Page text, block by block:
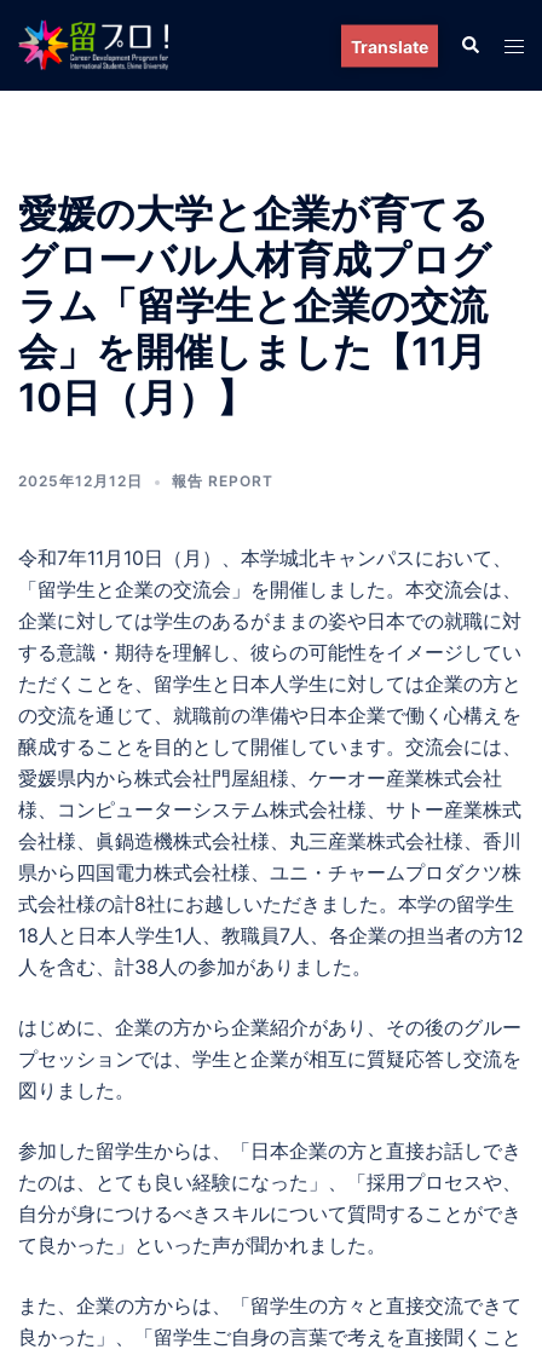
検
索
ト
愛媛の大学と企業が育てる
グローバル人材育成プログ
ラム「留学生と企業の交流
会」を開催しました【11月
10日（月）】
2025年12月12日 報告 REPORT
令和7年11月10日（月）、本学城北キャンパスにおいて、
「留学生と企業の交流会」を開催しました。本交流会は、
企業に対しては学生のあるがままの姿や日本での就職に対
する意識・期待を理解し、彼らの可能性をイメージしてい
ただくことを、留学生と日本人学生に対しては企業の方と
の交流を通じて、就職前の準備や日本企業で働く心構えを
醸成することを目的として開催しています。交流会には、
愛媛県内から株式会社門屋組様、ケーオー産業株式会社
様、コンピューターシステム株式会社様、サトー産業株式
会社様、眞鍋造機株式会社様、丸三産業株式会社様、香川
県から四国電力株式会社様、ユニ・チャームプロダクツ株
式会社様の計8社にお越しいただきました。本学の留学生
18人と日本人学生1人、教職員7人、各企業の担当者の方12
人を含む、計38人の参加がありました。
はじめに、企業の方から企業紹介があり、その後のグルー
プセッションでは、学生と企業が相互に質疑応答し交流を
図りました。
参加した留学生からは、「日本企業の方と直接お話しでき
たのは、とても良い経験になった」、「採用プロセスや、
自分が身につけるべきスキルについて質問することができ
て良かった」といった声が聞かれました。
また、企業の方からは、「留学生の方々と直接交流できて
良かった」、「留学生ご自身の言葉で考えを直接聞くこと
Translate